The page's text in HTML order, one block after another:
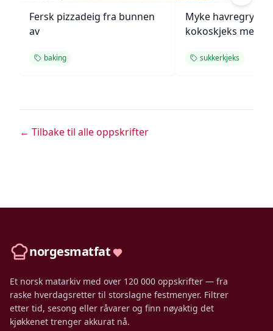
Fersk pizzadeig fra bunnen
av
baking
Myke havregryn-
kokoskjeks med
sukkerkjeks
← Tilbake til alle oppskrifter
norgesmatfat
Et norsk matarkiv med over 120 000 oppskrifter — fra
raske hverdagsretter til storslagne festmenyer. Filtrer
etter tid, sesong eller råvarer og finn nøyaktig det
kjøkkenet trenger akkurat nå.